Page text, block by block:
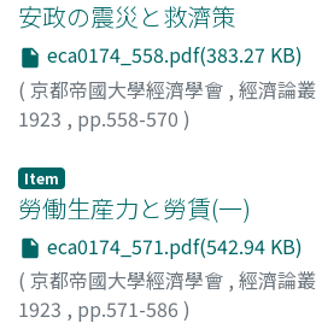
安政の震災と救濟策
eca0174_558.pdf(383.27 KB)
( 京都帝國大學經濟學會 , 經濟論叢
1923 , pp.558-570 )
Item
勞働生産力と勞賃(一)
eca0174_571.pdf(542.94 KB)
( 京都帝國大學經濟學會 , 經濟論叢
1923 , pp.571-586 )